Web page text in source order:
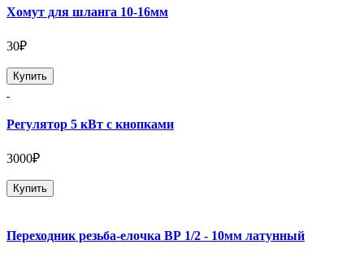
Хомут для шланга 10-16мм
30₽
Купить
Регулятор 5 кВт с кнопками
3000₽
Купить
Переходник резьба-елочка ВР 1/2 - 10мм латунный